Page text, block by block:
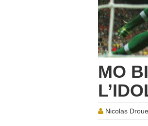
MO
Nicolas